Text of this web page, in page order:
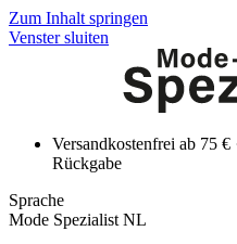
Zum Inhalt springen
Venster sluiten
Versandkostenfrei ab 75 €
Rückgabe
Sprache
Mode Spezialist NL